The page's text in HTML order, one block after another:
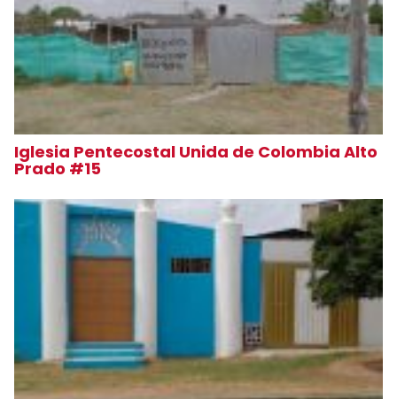
Iglesia Pentecostal Unida de Colombia Alto
Prado #15